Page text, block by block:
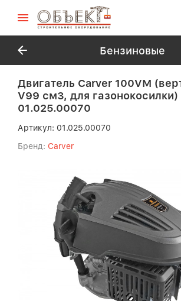
Бензиновые
Двигатель Carver 100VМ
V99 см3, для газонокосилки)
01.025.00070
Артикул: 01.025.00070
Бренд: Carver